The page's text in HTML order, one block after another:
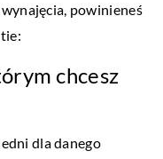
powinieneś
chcesz
dla danego